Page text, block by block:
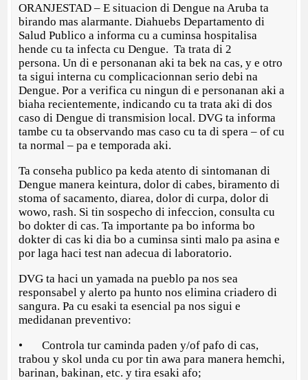
ORANJESTAD – E situacion di Dengue na Aruba ta
birando mas alarmante. Diahuebs Departamento di
Salud Publico a informa cu a cuminsa hospitalisa
hende cu ta infecta cu Dengue. Ta trata di 2
persona. Un di e personanan aki ta bek na cas, y e otro
ta sigui interna cu complicacionnan serio debi na
Dengue. Por a verifica cu ningun di e personanan aki a
biaha recientemente, indicando cu ta trata aki di dos
caso di Dengue di transmision local. DVG ta informa
tambe cu ta observando mas caso cu ta di spera – of cu
ta normal – pa e temporada aki.
Ta conseha publico pa keda atento di sintomanan di
Dengue manera keintura, dolor di cabes, biramento di
stoma of sacamento, diarea, dolor di curpa, dolor di
wowo, rash. Si tin sospecho di infeccion, consulta cu
bo dokter di cas. Ta importante pa bo informa bo
dokter di cas ki dia bo a cuminsa sinti malo pa asina e
por laga haci test nan adecua di laboratorio.
DVG ta haci un yamada na pueblo pa nos sea
responsabel y alerto pa hunto nos elimina criadero di
sangura. Pa cu esaki ta esencial pa nos sigui e
medidanan preventivo:
• Controla tur caminda paden y/of pafo di cas,
trabou y skol unda cu por tin awa para manera hemchi,
barinan, bakinan, etc. y tira esaki afo;